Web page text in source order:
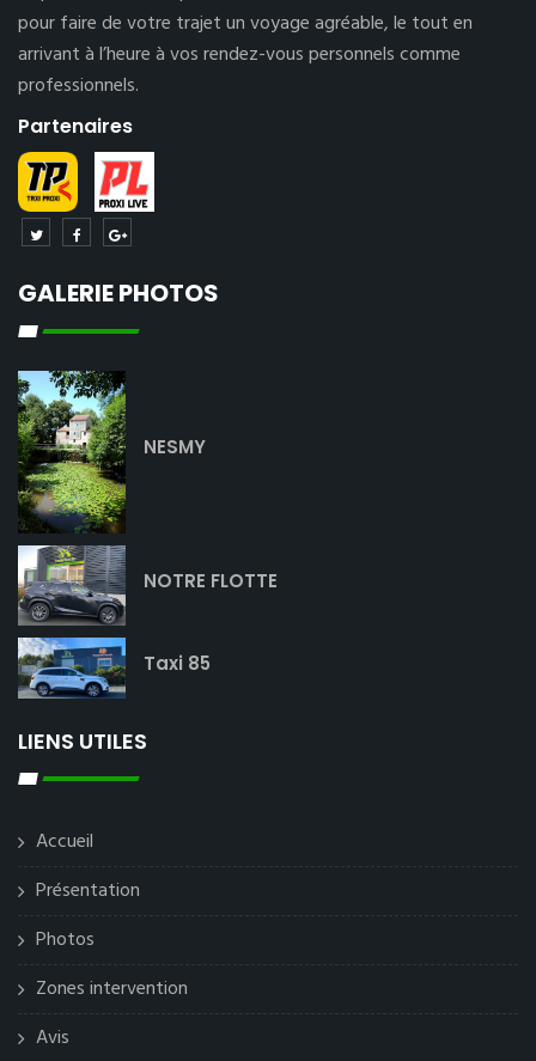
pour faire de votre trajet un voyage agréable, le tout en
arrivant à l’heure à vos rendez-vous personnels comme
professionnels.
Partenaires
GALERIE PHOTOS
NESMY
NOTRE FLOTTE
Taxi 85
LIENS UTILES
Accueil
Présentation
Photos
Zones intervention
Avis